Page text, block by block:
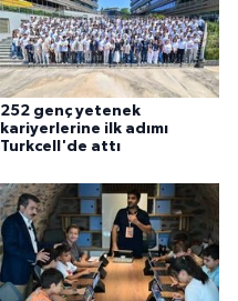
252 genç yetenek
kariyerlerine ilk adımı
Turkcell'de attı